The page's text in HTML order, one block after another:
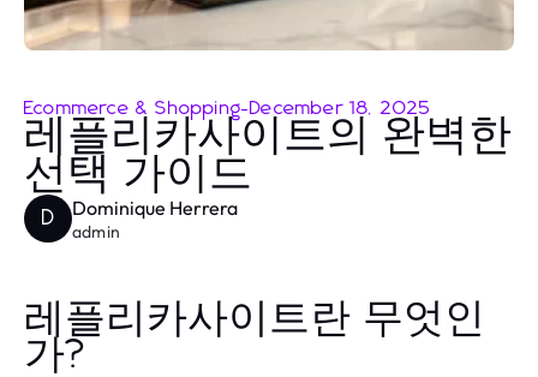
Ecommerce & Shopping-December 18, 2025
레플리카사이트의 완벽한
선택 가이드
D Dominique Herrera
admin
레플리카사이트란 무엇인
가?